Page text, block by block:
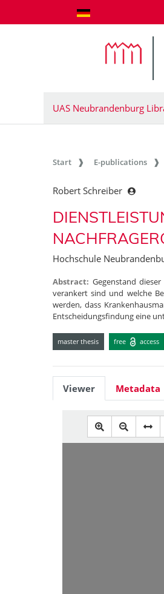
UAS Neubrandenburg
Start E-publications
Robert Schreiber
Hochschule
Abstract: Gegenstand
verankert sind und welche
werden, dass
Entscheidungsfindung eine
master thesis free access
Viewer Metadata